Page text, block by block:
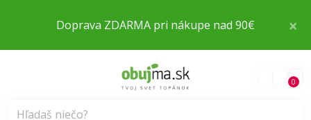
×
Doprava ZDARMA pri nákupe nad 90€
0